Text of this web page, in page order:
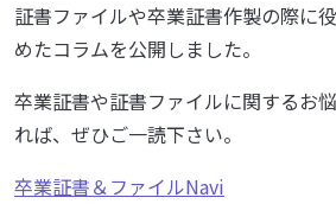
証書ファイルや卒業証書作製の際に
めたコラムを公開しました。
卒業証書や証書ファイルに関するお
れば、ぜひご一読下さい。
卒業証書＆ファイルNavi